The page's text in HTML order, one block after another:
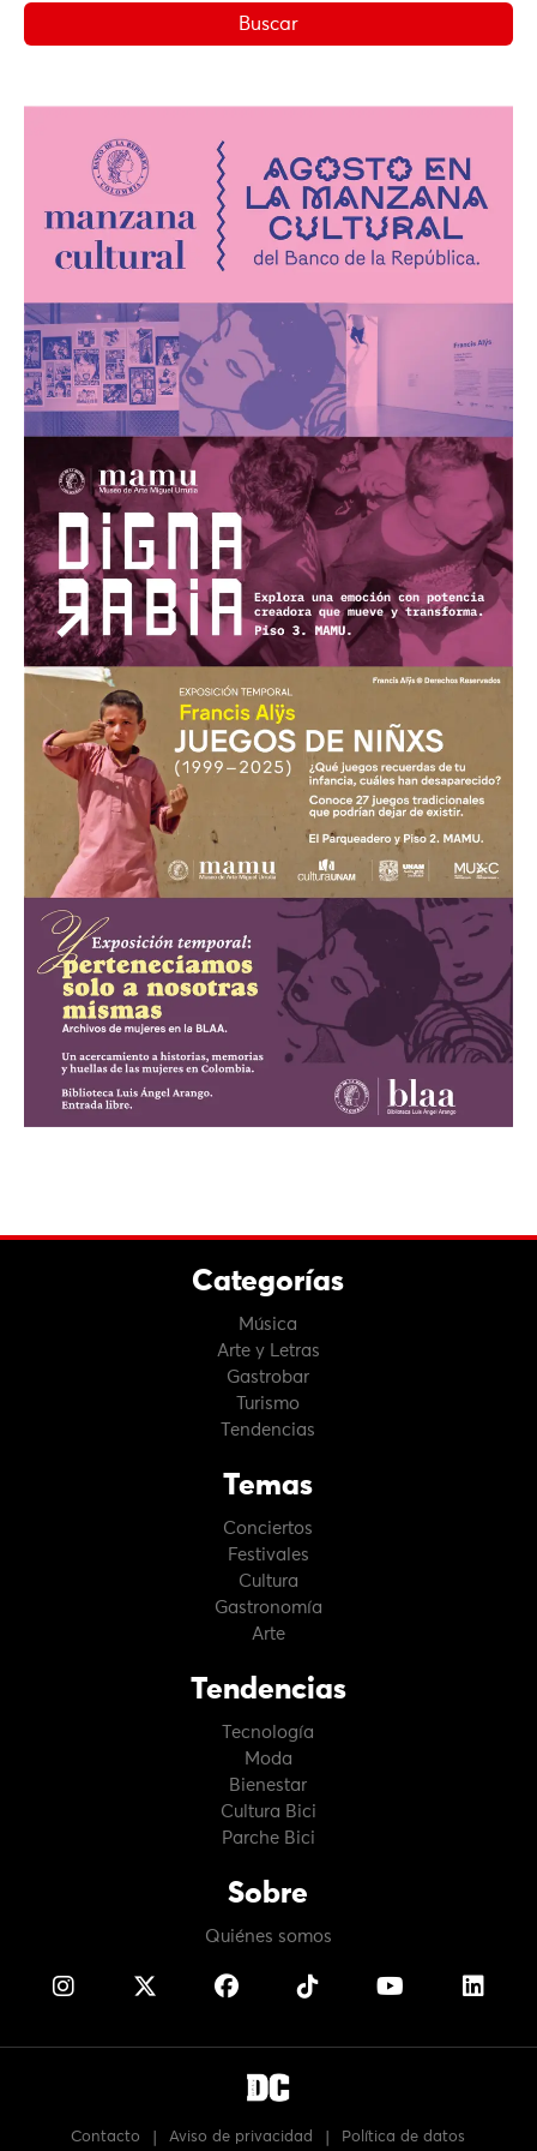
Categorías
Música
Arte y Letras
Gastrobar
Turismo
Tendencias
Temas
Conciertos
Festivales
Cultura
Gastronomía
Arte
Tendencias
Tecnología
Moda
Bienestar
Cultura Bici
Parche Bici
Sobre
Quiénes somos
Contacto Aviso de privacidad Política de datos